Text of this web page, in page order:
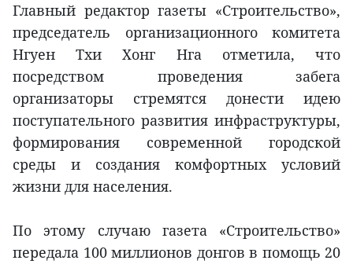
Главный редактор газеты «Строительство»,
председатель организационного комитета
Нгуен Тхи Хонг Нга отметила, что
посредством проведения забега
организаторы стремятся донести идею
поступательного развития инфраструктуры,
формирования современной городской
среды и создания комфортных условий
жизни для населения.
По этому случаю газета «Строительство»
передала 100 миллионов донгов в помощь 20